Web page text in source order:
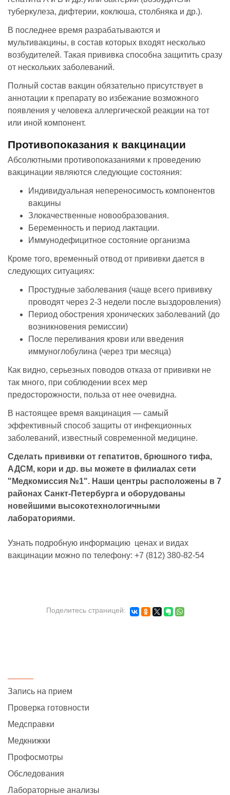
туберкулеза, дифтерии, коклюша, столбняка и др.).
В последнее время разрабатываются и
мультивакцины, в состав которых входят несколько
возбудителей. Такая прививка способна защитить сразу
от нескольких заболеваний.
Полный состав вакцин обязательно присутствует в
аннотации к препарату во избежание возможного
появления у человека аллергической реакции на тот
или иной компонент.
Противопоказания к вакцинации
Абсолютными противопоказаниями к проведению
вакцинации являются следующие состояния:
Индивидуальная непереносимость компонентов
вакцины
Злокачественные новообразования.
Беременность и период лактации.
Иммунодефицитное состояние организма
Кроме того, временный отвод от прививки дается в
следующих ситуациях:
Простудные заболевания (чаще всего прививку
проводят через 2-3 недели после выздоровления)
Период обострения хронических заболеваний (до
возникновения ремиссии)
После переливания крови или введения
иммуноглобулина (через три месяца)
Как видно, серьезных поводов отказа от прививки не
так много, при соблюдении всех мер
предосторожности, польза от нее очевидна.
В настоящее время вакцинация — самый
эффективный способ защиты от инфекционных
заболеваний, известный современной медицине.
Сделать прививки от гепатитов, брюшного тифа,
АДСМ, кори и др. вы можете в филиалах сети
"Медкомиссия №1". Наши центры расположены в 7
районах Санкт-Петербурга и оборудованы
новейшими высокотехнологичными
лабораториями.
Узнать подробную информацию ценах и видах
вакцинации можно по телефону: +7 (812) 380-82-54
Поделитесь страницей:
Запись на прием
Проверка готовности
Медсправки
Медкнижки
Профосмотры
Обследования
Лабораторные анализы